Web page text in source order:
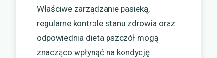
Właściwe zarządzanie pasieką,
regularne kontrole stanu zdrowia oraz
odpowiednia dieta pszczół mogą
znacząco wpłynąć na kondycję